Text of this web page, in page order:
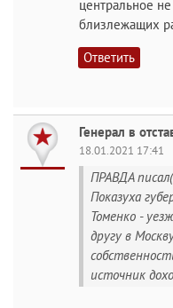
центральное
близлежащих
Ответить
Генерал в
18.01.2021 17:41
ПРАВДА
Показуха
Томенко -
другу в
источник